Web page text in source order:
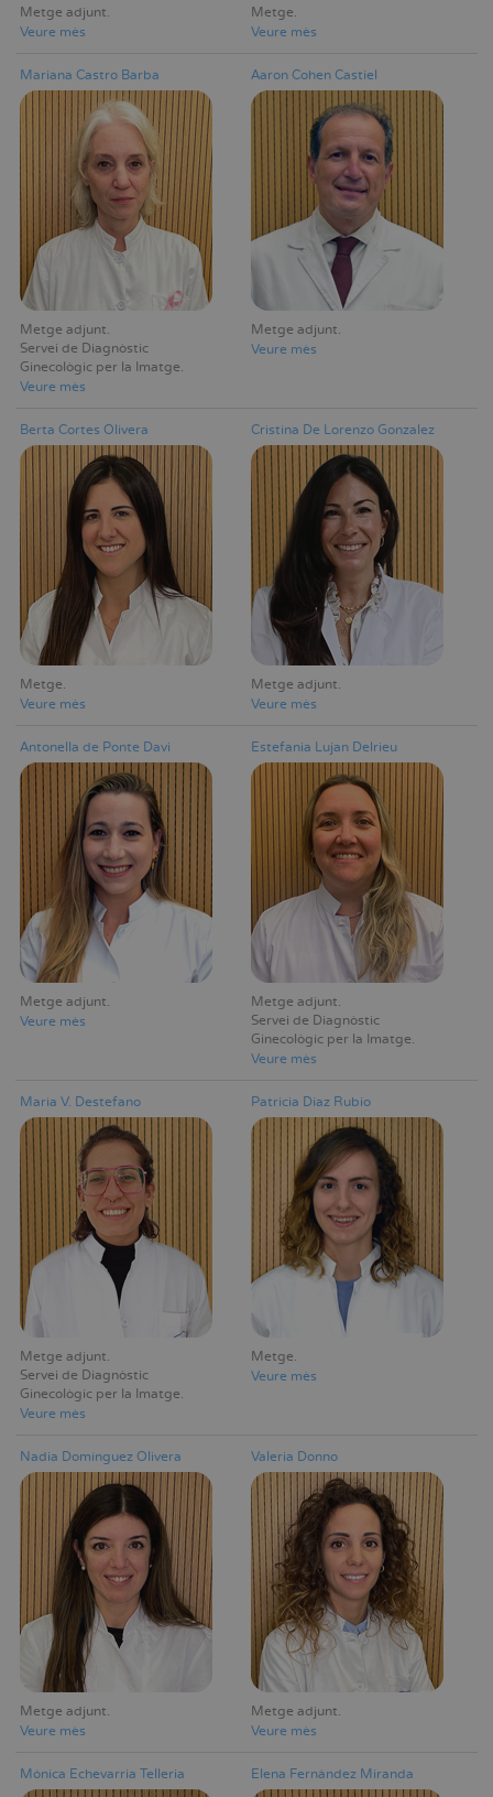
Metge adjunt
Veure mès
Metge
Veure mès
Mariana Castro Barba
Metge adjunt
Servei de Diagnòstic
Ginecològic per la Imatge
Veure mès
Aaron Cohen Castiel
Metge adjunt
Veure mès
Berta Cortes Olivera
Metge
Veure mès
Cristina De Lorenzo Gonzalez
Metge adjunt
Veure mès
Antonella de Ponte Davi
Metge adjunt
Veure mès
Estefania Lujan Delrieu
Metge adjunt
Servei de Diagnòstic
Ginecològic per la Imatge
Veure mès
Maria V. Destefano
Metge adjunt
Servei de Diagnòstic
Ginecològic per la Imatge
Veure mès
Patricia Díaz Rubio
Metge
Veure mès
Nadia Domínguez Olivera
Metge adjunt
Veure mès
Valeria Donno
Metge adjunt
Veure mès
Mónica Echevarria Telleria Elena Fernández Miranda